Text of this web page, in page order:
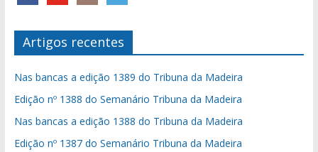
Artigos recentes
Nas bancas a edição 1389 do Tribuna da Madeira
Edição nº 1388 do Semanário Tribuna da Madeira
Nas bancas a edição 1388 do Tribuna da Madeira
Edição nº 1387 do Semanário Tribuna da Madeira